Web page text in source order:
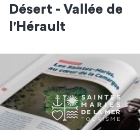
Désert - Vallée de
l'Hérault